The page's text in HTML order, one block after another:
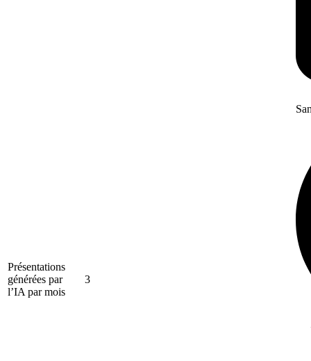
Présentations
générées par
l’IA par mois
3